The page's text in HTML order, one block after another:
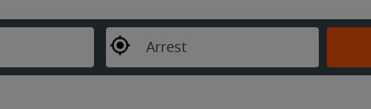
Arrest